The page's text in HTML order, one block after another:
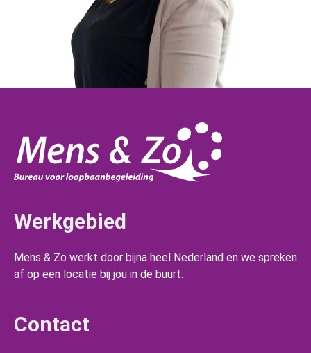
Werkgebied
Mens & Zo werkt door bijna heel Nederland en we spreken
af op een locatie bij jou in de buurt.
Contact